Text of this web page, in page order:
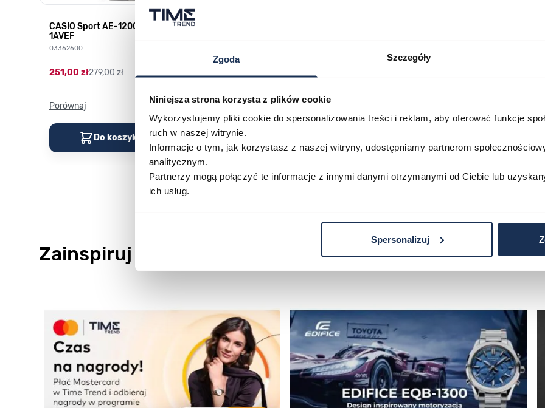
Zgoda Szczegóły
Niniejsza strona korzysta z plików cookie
Wykorzystujemy pliki cookie do spersonalizowania treści i reklam, aby oferować funkcje
ruch w naszej witrynie.
Informacje o tym, jak korzystasz z naszej witryny, udostępniamy partnerom
analitycznym.
Partnerzy mogą połączyć te informacje z innymi danymi otrzymanymi od Ciebie lub
ich usług.
Spersonalizuj
CASIO Sport AE-1200WHD-
1AVEF
03362600
251,00 zł279,00 zł
Porównaj
Do koszyka
Porównaj
Do koszyka
199,00 zł
Zainspiruj się